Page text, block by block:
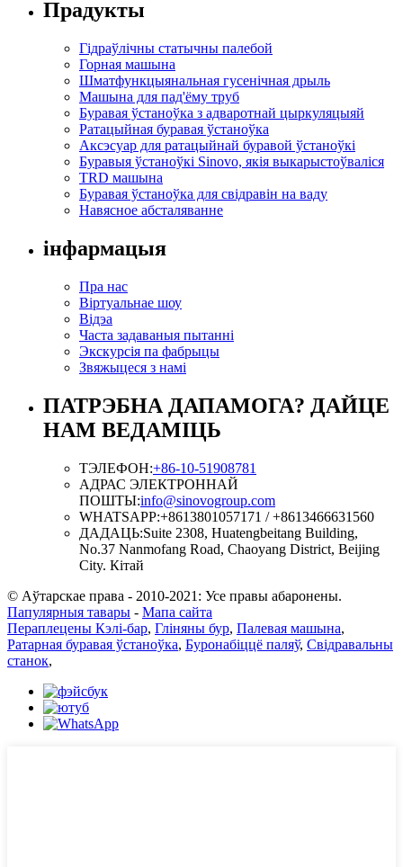
Прадукты
Гідраўлічны статычны палебой
Горная машына
Шматфункцыянальная гусенічная дрыль
Машына для пад'ёму труб
Буравая ўстаноўка з адваротнай цыркуляцыяй
Ратацыйная буравая ўстаноўка
Аксэсуар для ратацыйнай буравой ўстаноўкі
Буравыя ўстаноўкі Sinovo, якія выкарыстоўваліся
TRD машына
Буравая ўстаноўка для свідравін на ваду
Навясное абсталяванне
інфармацыя
Пра нас
Віртуальнае шоу
Відэа
Часта задаваныя пытанні
Экскурсія па фабрыцы
Звяжыцеся з намі
ПАТРЭБНА ДАПАМОГА? ДАЙЦЕ
НАМ ВЕДАМІЦЬ
ТЭЛЕФОН:+86-10-51908781
АДРАС ЭЛЕКТРОННАЙ
ПОШТЫ:info@sinovogroup.com
WHATSAPP:+8613801057171 / +8613466631560
ДАДАЦЬ:Suite 2308, Huatengbeitang Building,
No.37 Nanmofang Road, Chaoyang District, Beijing
City. Кітай
© Аўтарскае права - 2010-2021: Усе правы абаронены.
Папулярныя тавары - Мапа сайта
Пераплецены Кэлі-бар, Гліняны бур, Палевая машына,
Ратарная буравая ўстаноўка, Буронабіццё паляў, Свідравальны
станок,